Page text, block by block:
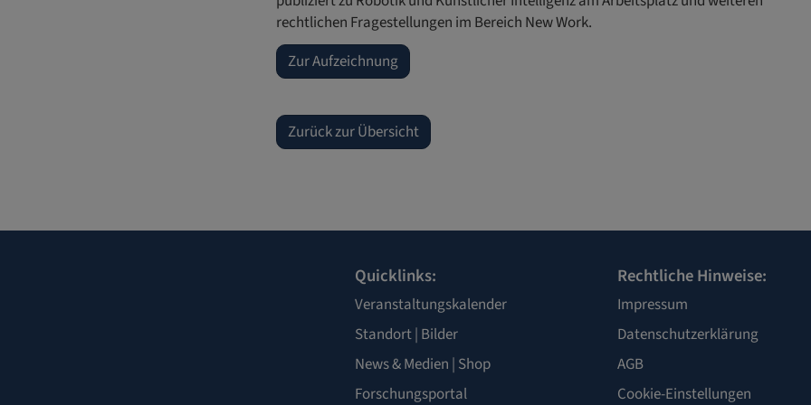
rechtlichen Fragestellungen im Bereich New Work.
Zur Aufzeichnung
Zurück zur Übersicht
Quicklinks:
Veranstaltungskalender
Standort| Bilder
News & Medien | Shop
Forschungsportal
Rechtliche Hinweise:
Impressum
Datenschutzerklärung
AGB
Cookie-Einstellungen